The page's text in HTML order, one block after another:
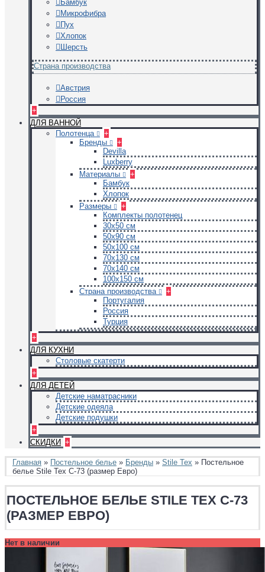
Бамбук
Микрофибра
Пух
Хлопок
Шерсть
Страна производства
Австрия
Россия
+
ДЛЯ ВАННОЙ
Полотенца
+
Бренды
+
Devilla
Luxberry
Материалы
+
Бамбук
Хлопок
Размеры
+
Комплекты полотенец
30х50 см
50х90 см
50х100 см
70х130 см
70х140 см
100х150 см
Страна производства
+
Португалия
Россия
Турция
+
ДЛЯ КУХНИ
Столовые скатерти
+
ДЛЯ ДЕТЕЙ
Детские наматрасники
Детские одеяла
Детские подушки
+
СКИДКИ +
Главная » Постельное белье » Бренды » Stile Tex » Постельное
белье Stile Tex C-73 (размер Евро)
ПОСТЕЛЬНОЕ БЕЛЬЕ STILE TEX C-73
(РАЗМЕР ЕВРО)
Нет в наличии